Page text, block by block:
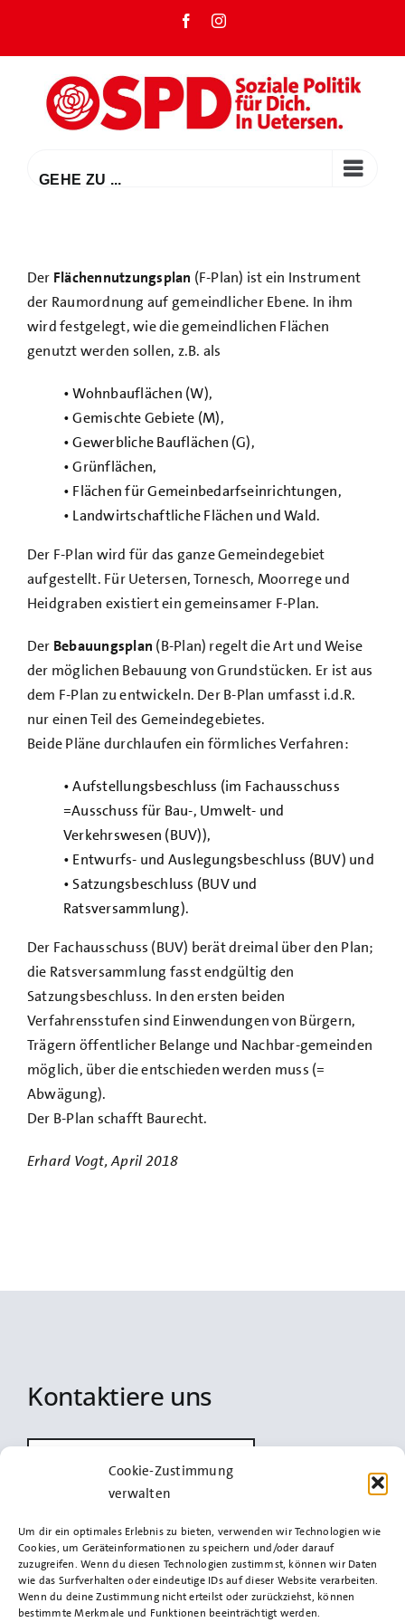
Cookie-Zustimmung
verwalten
Um dir ein optimales Erlebnis zu bieten, verwenden wir Technologien wie
Cookies, um Geräteinformationen zu speichern und/oder darauf
zuzugreifen. Wenn du diesen Technologien zustimmst, können wir Daten
wie das Surfverhalten oder eindeutige IDs auf dieser Website verarbeiten.
Wenn du deine Zustimmung nicht erteilst oder zurückziehst, können
bestimmte Merkmale und Funktionen beeinträchtigt werden.
springen
FacebookInstagram
GEHE ZU ...
Der Flächennutzungsplan (F-Plan) ist ein Instrument
der Raumordnung auf gemeindlicher Ebene. In ihm
wird festgelegt, wie die gemeindlichen Flächen
genutzt werden sollen, z.B. als
• Wohnbauflächen (W),
• Gemischte Gebiete (M),
• Gewerbliche Bauflächen (G),
• Grünflächen,
• Flächen für Gemeinbedarfseinrichtungen,
• Landwirtschaftliche Flächen und Wald.
Der F-Plan wird für das ganze Gemeindegebiet
aufgestellt. Für Uetersen, Tornesch, Moorrege und
Heidgraben existiert ein gemeinsamer F-Plan.
Der Bebauungsplan (B-Plan) regelt die Art und Weise
der möglichen Bebauung von Grundstücken. Er ist aus
dem F-Plan zu entwickeln. Der B-Plan umfasst i.d.R.
nur einen Teil des Gemeindegebietes.
Beide Pläne durchlaufen ein förmliches Verfahren:
• Aufstellungsbeschluss (im Fachausschuss
=Ausschuss für Bau-, Umwelt- und
Verkehrswesen (BUV)),
• Entwurfs- und Auslegungsbeschluss (BUV) und
• Satzungsbeschluss (BUV und
Ratsversammlung).
Der Fachausschuss (BUV) berät dreimal über den Plan;
die Ratsversammlung fasst endgültig den
Satzungsbeschluss. In den ersten beiden
Verfahrensstufen sind Einwendungen von Bürgern,
Trägern öffentlicher Belange und Nachbar-gemeinden
möglich, über die entschieden werden muss (=
Abwägung).
Der B-Plan schafft Baurecht.
Erhard Vogt, April 2018
Kontaktiere uns
info@spd-uetersen.de
Impressum